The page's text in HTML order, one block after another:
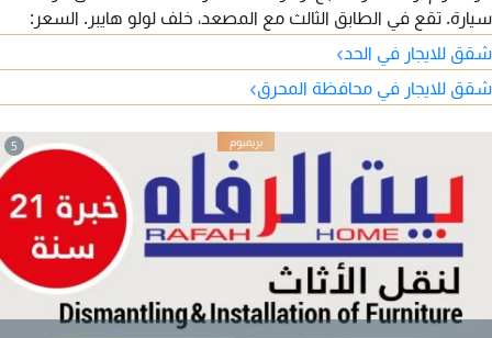
سيارة. تقع في الطابق الثالث مع المصعد، خلف لولو هايبر. السعر:
230 دينار (بدون الكهرباء) قابل للتفاوض. للتواصل عبر واتساب 973.
شقق للايجار في الحد›
شقق للايجار في محافظة المحرق›
5